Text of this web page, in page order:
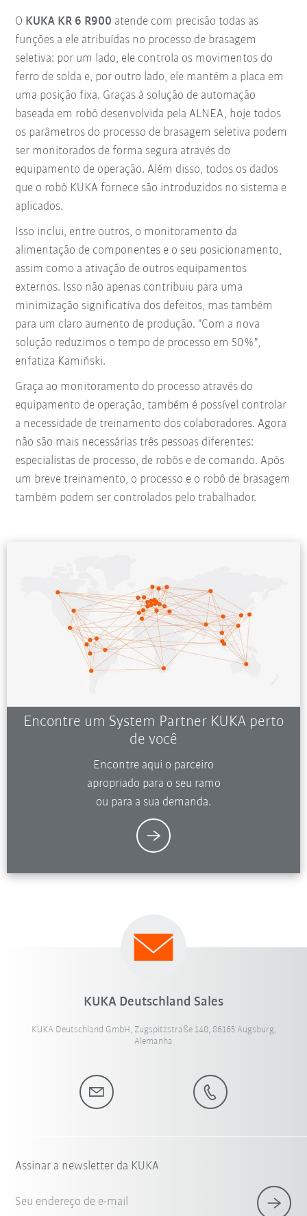
O KUKA KR 6 R900 atende com precisão todas as
funções a ele atribuídas no processo de brasagem
seletiva: por um lado, ele controla os movimentos do
ferro de solda e, por outro lado, ele mantém a placa em
uma posição fixa. Graças à solução de automação
baseada em robô desenvolvida pela ALNEA, hoje todos
os parâmetros do processo de brasagem seletiva podem
ser monitorados de forma segura através do
equipamento de operação. Além disso, todos os dados
que o robô KUKA fornece são introduzidos no sistema e
aplicados.
Isso inclui, entre outros, o monitoramento da
alimentação de componentes e o seu posicionamento,
assim como a ativação de outros equipamentos
externos. Isso não apenas contribuiu para uma
minimização significativa dos defeitos, mas também
para um claro aumento de produção. "Com a nova
solução reduzimos o tempo de processo em 50%",
enfatiza Kamiński.
Graça ao monitoramento do processo através do
equipamento de operação, também é possível controlar
a necessidade de treinamento dos colaboradores. Agora
não são mais necessárias três pessoas diferentes:
especialistas de processo, de robôs e de comando. Após
um breve treinamento, o processo e o robô de brasagem
também podem ser controlados pelo trabalhador.
Encontre um System Partner KUKA perto
de você
Encontre aqui o parceiro
apropriado para o seu ramo
ou para a sua demanda.
KUKA Deutschland Sales
KUKA Deutschland GmbH, Zugspitzstraße 140, 86165 Augsburg,
Alemanha
Assinar a newsletter da KUKA
Seu endereço de e-mail